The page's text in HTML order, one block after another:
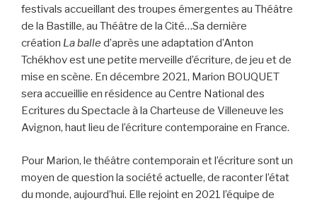
festivals accueillant des troupes émergentes au Théâtre
de la Bastille, au Théâtre de la Cité…Sa dernière
création La balle d’après une adaptation d’Anton
Tchékhov est une petite merveille d’écriture, de jeu et de
mise en scène. En décembre 2021, Marion BOUQUET
sera accueillie en résidence au Centre National des
Ecritures du Spectacle à la Charteuse de Villeneuve les
Avignon, haut lieu de l’écriture contemporaine en France.
Pour Marion, le théâtre contemporain et l’écriture sont un
moyen de question la société actuelle, de raconter l’état
du monde, aujourd’hui. Elle rejoint en 2021 l’équipe de